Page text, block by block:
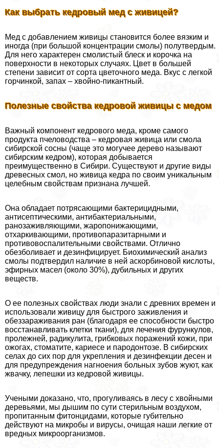
Как выбрать кедровый мед с живицей?
Мед с добавлением живицы становится более вязким и
иногда (при большой концентрации смолы) полутвердым.
Для него хаpaктерен смолистый блеск и корочка на
поверхности в некоторых случаях. Цвет в большей
степени зависит от сорта цветочного меда. Вкус с легкой
горчинкой, запах – хвойно-пикантный.
Полезные свойства кедровой живицы с медом
Важный компонент кедрового меда, кроме самого
продукта пчеловодства – кедровая живица или смола
сибирской сосны (чаще это могучее дерево называют
сибирским кедром), которая добывается
преимущественно в Сибири. Существуют и другие виды
древесных смол, но живица кедра по своим уникальным
целебным свойствам признана лучшей.
Она обладает потрясающими бактерицидными,
антисептическими, антибактериальными,
ранозаживляющими, жаропонижающими,
отхаркивающими, противопаразитарными и
противовоспалительными свойствами. Отлично
обезболивает и дезинфицирует. Биохимический анализ
смолы подтвердил наличие в ней аскорбиновой кислоты,
эфирных масел (около 30%), дубильных и других
веществ.
О ее полезных свойствах люди знали с древних времен и
использовали живицу для быстрого заживления и
обеззараживания ран (благодаря ее способности быстро
восстанавливать клетки ткани), для лечения фурункулов,
пролежней, радикулита, грибковых поражений кожи, при
ожогах, стоматите, кариесе и пародонтозе. В сибирских
селах до сих пор для укрепления и дезинфекции десен и
для предупреждения нагноения больных зубов жуют, как
жвачку, лепешки из кедровой живицы.
Учеными доказано, что, прогуливаясь в лесу с хвойными
деревьями, мы дышим по сути стерильным воздухом,
пропитанным фитонцидами, которые губительно
действуют на микробы и вирусы, очищая наши легкие от
вредных микроорганизмов.